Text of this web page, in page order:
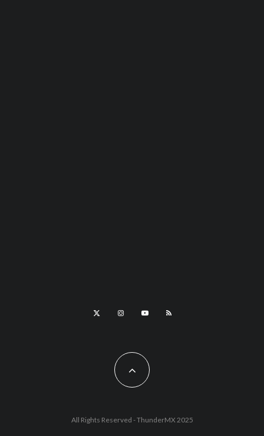
All Rights Reserved - ThunderMX 2025